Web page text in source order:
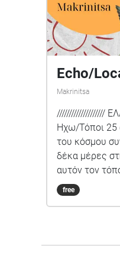
Echo/
Makrinitsa
////////////////////
Hχω/Τόποι 25
του κόσμου
δέκα μέρες
αυτόν τον
(υφαίνοντας
free